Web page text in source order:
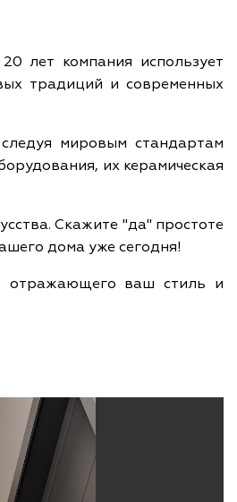
лет компания использует
традиций и современных
мировым стандартам
их керамическая
Скажите "да" простоте
дома уже сегодня!
отражающего ваш стиль и